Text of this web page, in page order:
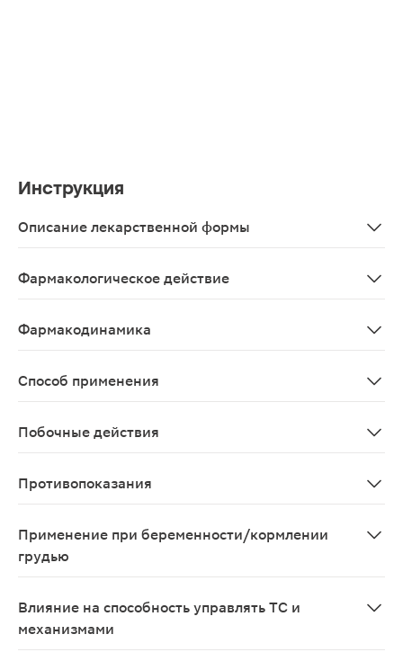
Инструкция
Описание лекарственной формы
Фармакологическое действие
Фармакодинамика
Способ применения
Побочные действия
Противопоказания
Применение при беременности/кормлении
грудью
Влияние на способность управлять ТС и
механизмами